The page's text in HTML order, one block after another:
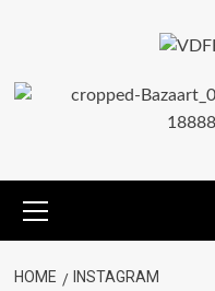
HOME INSTAGRAM